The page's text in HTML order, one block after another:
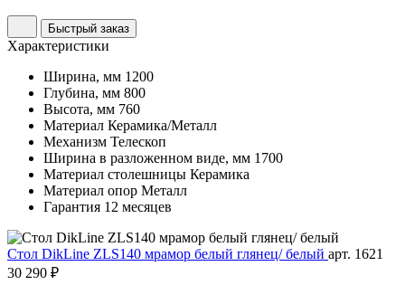
Быстрый заказ
Характеристики
Ширина, мм 1200
Глубина, мм 800
Высота, мм 760
Материал Керамика/Металл
Механизм Телескоп
Ширина в разложенном виде, мм 1700
Материал столешницы Керамика
Материал опор Металл
Гарантия 12 месяцев
Стол DikLine ZLS140 мрамор белый глянец/ белый арт. 1621
30 290 ₽